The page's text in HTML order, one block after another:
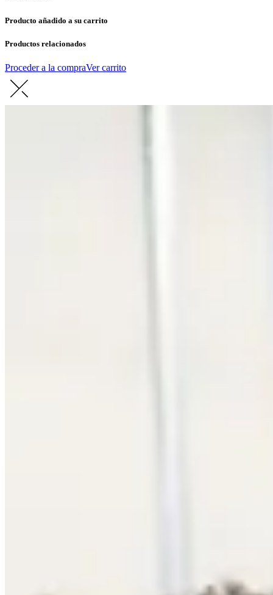
Producto añadido a su carrito
Productos relacionados
Proceder a la compraVer carrito